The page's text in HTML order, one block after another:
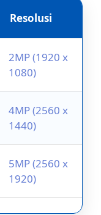
Resolusi
2MP (1920 x
1080)
4MP (2560 x
1440)
5MP (2560 x
1920)